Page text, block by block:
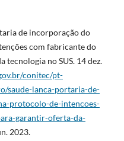
de incorporação do
com fabricante do
tecnologia no SUS. 14 dez.
conitec/pt-
saude-lanca-portaria-de-
protocolo-de-intencoes-
garantir-oferta-da-
2023.